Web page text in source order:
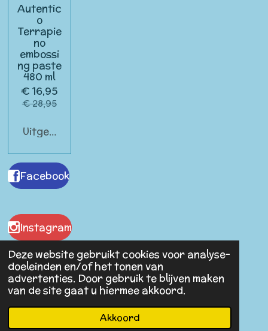
Deze website gebruikt cookies voor analyse-
doeleinden en/of het tonen van
advertenties. Door gebruik te blijven maken
van de site gaat u hiermee akkoord.
Akkoord
Autentic
o
Terrapie
no
embossi
ng paste
480 ml
€ 16,95
€ 28,95
Uitgeschakeld
Facebook
Instagram
Malaika Antiques
© 2023 - 2026 Spullen van Vroeger
Powered byJouwWeb